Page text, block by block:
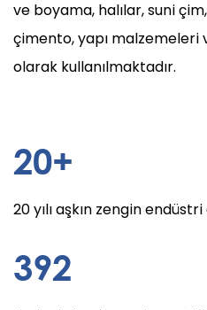
ve boyama, halılar, suni
çimento, yapı malzemeleri
olarak kullanılmaktadır.
20+
20 yılı aşkın zengin
400